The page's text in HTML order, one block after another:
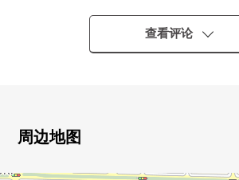
・长期卓越性住宅
・木造2楼建2*4施工方法
・2台停车可(出自车型的)
・继续之间的日式房间在1楼
・有步入式衣帽间
查看评论
周边地图